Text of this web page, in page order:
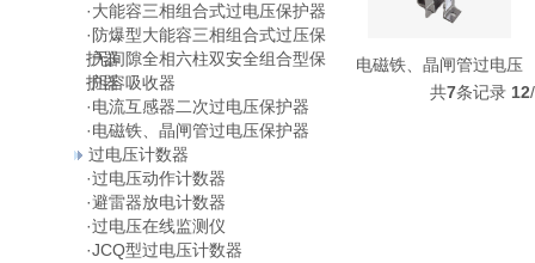
·大能容三相组合式过电压保护器
· 防爆型大能容三相组合式过压保
护器
·无间隙全相六柱双安全组合型保
护器
·阻容吸收器
·电流互感器二次过电压保护器
·电磁铁、晶闸管过电压保护器
过电压计数器
·过电压动作计数器
·避雷器放电计数器
·过电压在线监测仪
·JCQ型过电压计数器
电磁铁、晶闸管过电压
共7条记录 12